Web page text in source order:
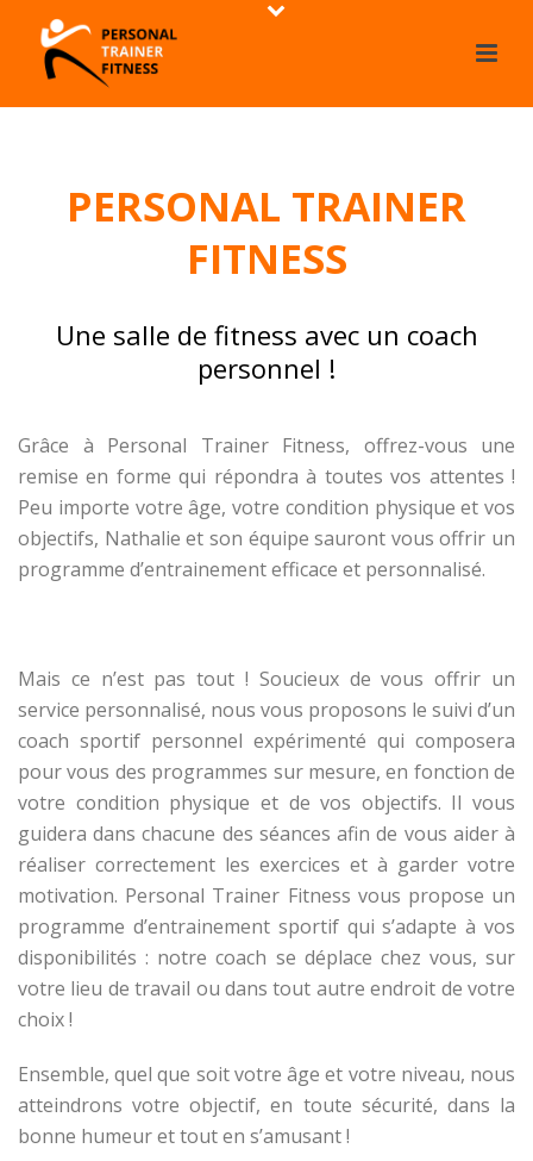
PERSONAL TRAINER
FITNESS
Une salle de fitness avec un coach
personnel !
Grâce à Personal Trainer Fitness, offrez-vous une
remise en forme qui répondra à toutes vos attentes !
Peu importe votre âge, votre condition physique et vos
objectifs, Nathalie et son équipe sauront vous offrir un
programme d’entrainement efficace et personnalisé.
Mais ce n’est pas tout ! Soucieux de vous offrir un
service personnalisé, nous vous proposons le suivi d’un
coach sportif personnel expérimenté qui composera
pour vous des programmes sur mesure, en fonction de
votre condition physique et de vos objectifs. Il vous
guidera dans chacune des séances afin de vous aider à
réaliser correctement les exercices et à garder votre
motivation. Personal Trainer Fitness vous propose un
programme d’entrainement sportif qui s’adapte à vos
disponibilités : notre coach se déplace chez vous, sur
votre lieu de travail ou dans tout autre endroit de votre
choix !
Ensemble, quel que soit votre âge et votre niveau, nous
atteindrons votre objectif, en toute sécurité, dans la
bonne humeur et tout en s’amusant !